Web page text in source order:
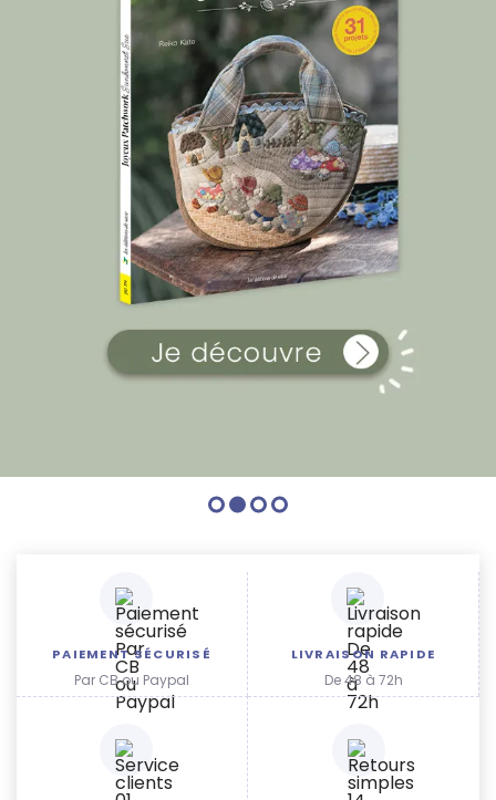
PAIEMENT SÉCURISÉ
Par CB ou Paypal
LIVRAISON RAPIDE
De 48 à 72h